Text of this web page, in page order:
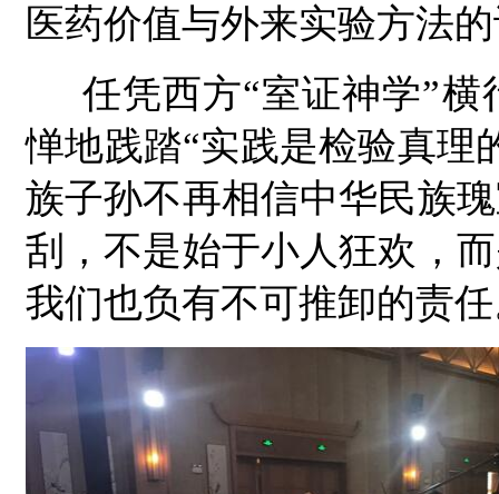
医药价值与外来实验方法
任凭西方“室证神学”横
惮地践踏“实践是检验真理
族子孙不再相信中华民族
刮，不是始于小人狂欢，
我们也负有不可推卸的责